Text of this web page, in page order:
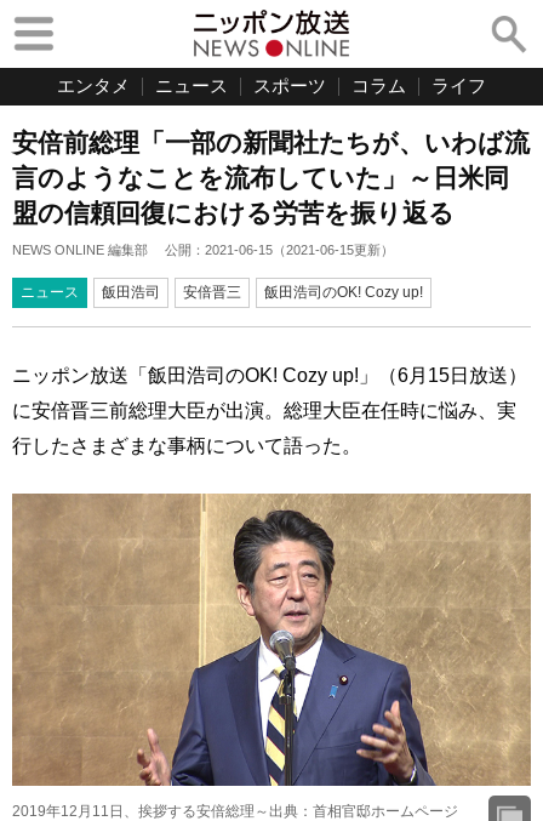
エンタメ ニュース スポーツ コラム ライフ
安倍前総理「一部の新聞社たちが、いわば流
言のようなことを流布していた」～日米同
盟の信頼回復における労苦を振り返る
NEWS ONLINE 編集部 公開： 2021-06-15 （2021-06-15更新）
ニュース 飯田浩司 安倍晋三 飯田浩司のOK! Cozy up!
ニッポン放送「飯田浩司のOK! Cozy up!」（6月15日放送）
に安倍晋三前総理大臣が出演。総理大臣在任時に悩み、実
行したさまざまな事柄について語った。
2019年12月11日、挨拶する安倍総理～出典：首相官邸ホームページ